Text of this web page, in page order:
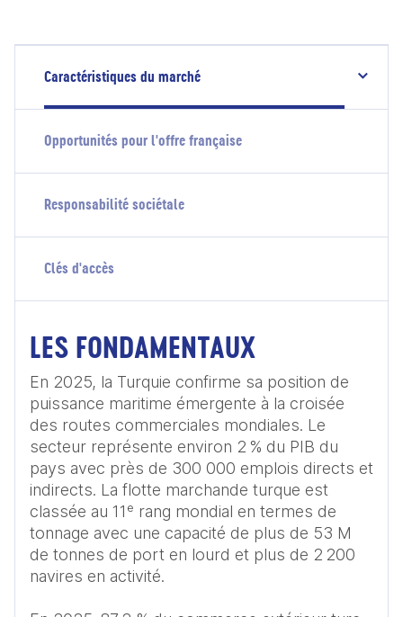
Caractéristiques du marché
Opportunités pour l'offre française
Responsabilité sociétale
Clés d'accès
LES FONDAMENTAUX
En 2025, la Turquie confirme sa position de
puissance maritime émergente à la croisée
des routes commerciales mondiales. Le
secteur représente environ 2 % du PIB du
pays avec près de 300 000 emplois directs et
indirects. La flotte marchande turque est
classée au 11ᵉ rang mondial en termes de
tonnage avec une capacité de plus de 53 M
de tonnes de port en lourd et plus de 2 200
navires en activité.